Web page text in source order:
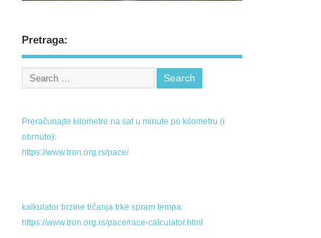
Pretraga:
Preračunajte kilometre na sat u minute po kilometru (i
obrnuto):
https://www.tron.org.rs/pace/
kalkulator brzine trčanja trke spram tempa:
https://www.tron.org.rs/pace/race-calculator.html